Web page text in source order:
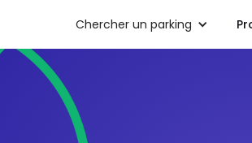
Chercher un parking